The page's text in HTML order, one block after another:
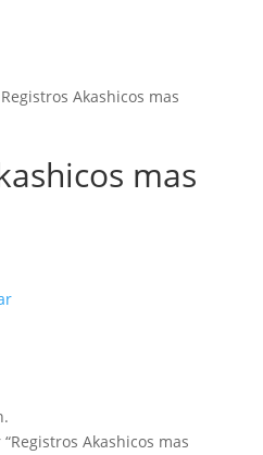
Akashicos mas
mas
Akashicos mas